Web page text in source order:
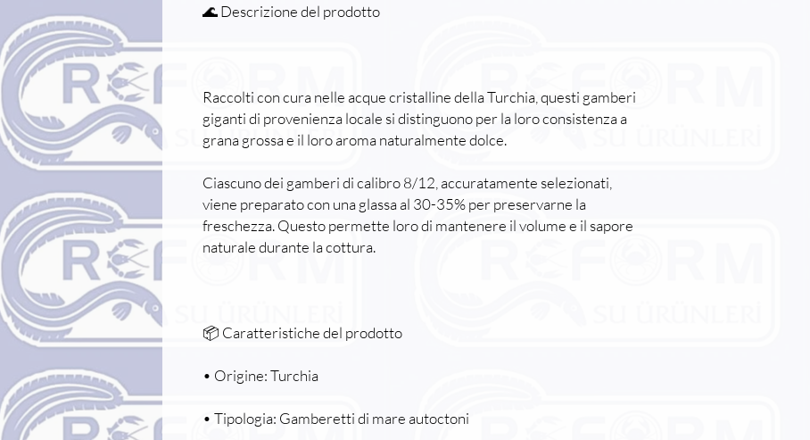
🌊 Descrizione del prodotto
Raccolti con cura nelle acque cristalline della Turchia, questi gamberi
giganti di provenienza locale si distinguono per la loro consistenza a
grana grossa e il loro aroma naturalmente dolce.
Ciascuno dei gamberi di calibro 8/12, accuratamente selezionati,
viene preparato con una glassa al 30-35% per preservarne la
freschezza. Questo permette loro di mantenere il volume e il sapore
naturale durante la cottura.
📦 Caratteristiche del prodotto
• Origine: Turchia
• Tipologia: Gamberetti di mare autoctoni